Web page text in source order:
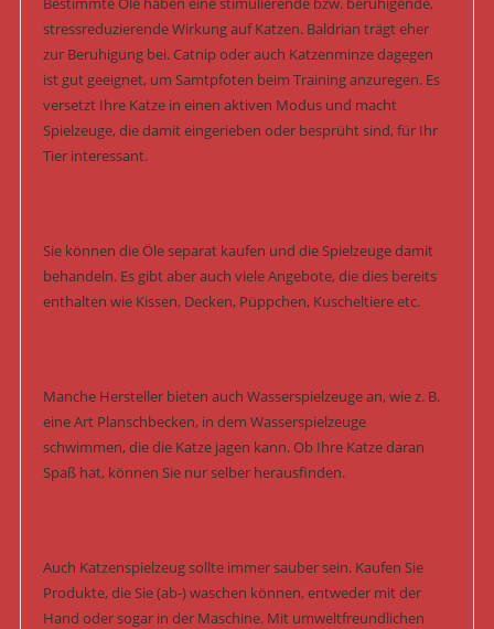
stressreduzierende Wirkung auf Katzen. Baldrian trägt eher
zur Beruhigung bei. Catnip oder auch Katzenminze dagegen
ist gut geeignet, um Samtpfoten beim Training anzuregen. Es
versetzt Ihre Katze in einen aktiven Modus und macht
Spielzeuge, die damit eingerieben oder besprüht sind, für Ihr
Tier interessant.
Sie können die Öle separat kaufen und die Spielzeuge damit
behandeln. Es gibt aber auch viele Angebote, die dies bereits
enthalten wie Kissen, Decken, Püppchen, Kuscheltiere etc.
Manche Hersteller bieten auch Wasserspielzeuge an, wie z. B.
eine Art Planschbecken, in dem Wasserspielzeuge
schwimmen, die die Katze jagen kann. Ob Ihre Katze daran
Spaß hat, können Sie nur selber herausfinden.
Auch Katzenspielzeug sollte immer sauber sein. Kaufen Sie
Produkte, die Sie (ab-) waschen können, entweder mit der
Hand oder sogar in der Maschine. Mit umweltfreundlichen